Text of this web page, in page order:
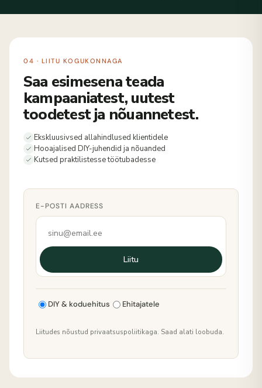
04 · LIITU KOGUKONNAGA
Saa esimesena teada
kampaaniatest, uutest
toodetest ja nõuannetest.
Ekskluusivsed allahindlused klientidele
Hooajalised DIY-juhendid ja nõuanded
Kutsed praktilistesse töötubadesse
E-POSTI AADRESS
Liitu
DIY & koduehitus Ehitajatele
Liitudes nõustud privaatsuspoliitikaga. Saad alati loobuda.